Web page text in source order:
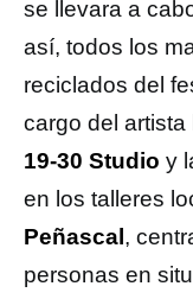
se llevara a
así, todos los
reciclados del
cargo del artista
19-30 Studio y
en los talleres
Peñascal ,
personas en